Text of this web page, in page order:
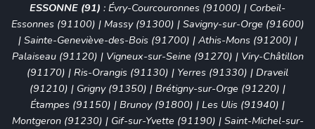
ESSONNE (91) : Évry-Courcouronnes (91000) | Corbeil-
Essonnes (91100) | Massy (91300) | Savigny-sur-Orge (91600)
| Sainte-Geneviève-des-Bois (91700) | Athis-Mons (91200) |
Palaiseau (91120) | Vigneux-sur-Seine (91270) | Viry-Châtillon
(91170) | Ris-Orangis (91130) | Yerres (91330) | Draveil
(91210) | Grigny (91350) | Brétigny-sur-Orge (91220) |
Étampes (91150) | Brunoy (91800) | Les Ulis (91940) |
Montgeron (91230) | Gif-sur-Yvette (91190) | Saint-Michel-sur-